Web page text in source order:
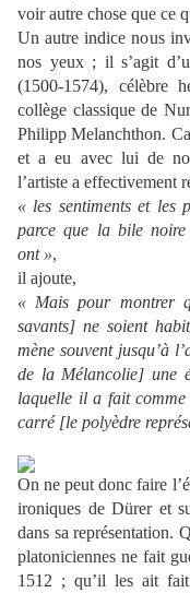
voir autre chose que ce
Un autre indice nous
nos yeux ; il s’agit
(1500-1574), célèbre
collège classique de
Philipp Melanchthon.
et a eu avec lui de
l’artiste a effectivement
« les sentiments et les
parce que la bile
ont »,
il ajoute,
« Mais pour montrer
savants] ne soient
mène souvent jusqu’à
de la Mélancolie] une
laquelle il a fait comme
carré [le polyèdre
On ne peut donc faire
ironiques de Dürer et
dans sa représentation.
platoniciennes ne fait
1512 ; qu’il les ait